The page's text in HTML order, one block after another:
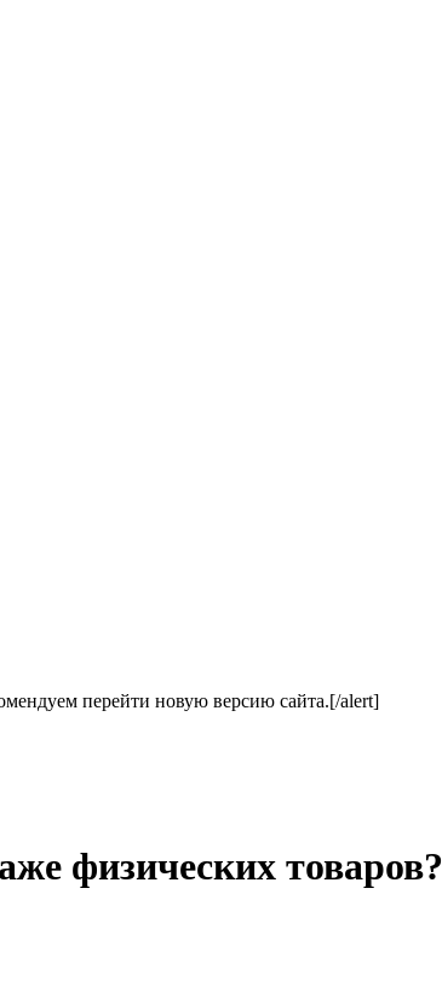
перейти новую версию сайта.[/alert]
физических товаров?